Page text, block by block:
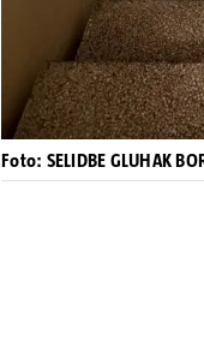
Foto: SELIDBE GLUHAK